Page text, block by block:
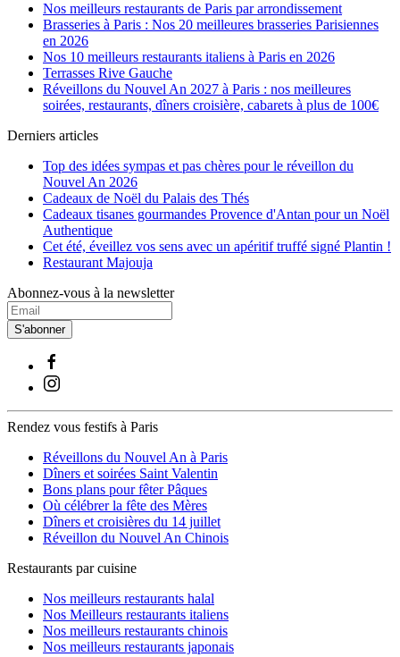
Nos meilleurs restaurants de Paris par arrondissement
Brasseries à Paris : Nos 20 meilleures brasseries Parisiennes
en 2026
Nos 10 meilleurs restaurants italiens à Paris en 2026
Terrasses Rive Gauche
Réveillons du Nouvel An 2027 à Paris : nos meilleures
soirées, restaurants, dîners croisière, cabarets à plus de 100€
Derniers articles
Top des idées sympas et pas chères pour le réveillon du
Nouvel An 2026
Cadeaux de Noël du Palais des Thés
Cadeaux tisanes gourmandes Provence d'Antan pour un Noël
Authentique
Cet été, éveillez vos sens avec un apéritif truffé signé Plantin !
Restaurant Majouja
Abonnez-vous à la newsletter
S'abonner
Rendez vous festifs à Paris
Réveillons du Nouvel An à Paris
Dîners et soirées Saint Valentin
Bons plans pour fêter Pâques
Où célébrer la fête des Mères
Dîners et croisières du 14 juillet
Réveillon du Nouvel An Chinois
Restaurants par cuisine
Nos meilleurs restaurants halal
Nos Meilleurs restaurants italiens
Nos meilleurs restaurants chinois
Nos meilleurs restaurants japonais